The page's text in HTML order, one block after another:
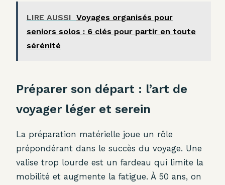
LIRE AUSSI Voyages organisés pour
seniors solos : 6 clés pour partir en toute
sérénité
Préparer son départ : l’art de
voyager léger et serein
La préparation matérielle joue un rôle
prépondérant dans le succès du voyage. Une
valise trop lourde est un fardeau qui limite la
mobilité et augmente la fatigue. À 50 ans, on